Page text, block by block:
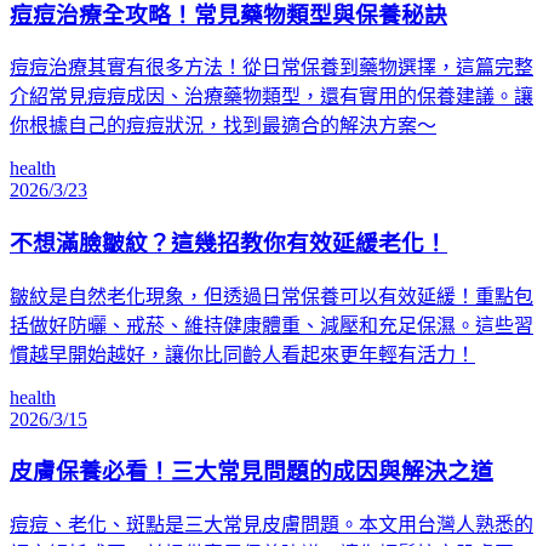
痘痘治療全攻略！常見藥物類型與保養秘訣
痘痘治療其實有很多方法！從日常保養到藥物選擇，這篇完整
介紹常見痘痘成因、治療藥物類型，還有實用的保養建議。讓
你根據自己的痘痘狀況，找到最適合的解決方案～
health
2026/3/23
不想滿臉皺紋？這幾招教你有效延緩老化！
皺紋是自然老化現象，但透過日常保養可以有效延緩！重點包
括做好防曬、戒菸、維持健康體重、減壓和充足保濕。這些習
慣越早開始越好，讓你比同齡人看起來更年輕有活力！
health
2026/3/15
皮膚保養必看！三大常見問題的成因與解決之道
痘痘、老化、斑點是三大常見皮膚問題。本文用台灣人熟悉的